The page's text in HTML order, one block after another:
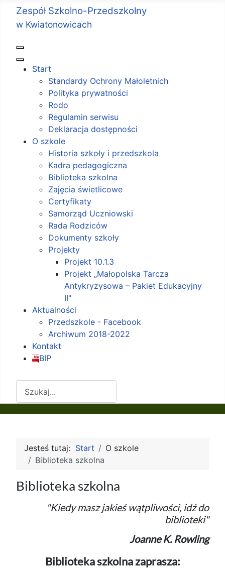
Zespół Szkolno-Przedszkolny
w Kwiatonowicach
Start
Standardy Ochrony Małoletnich
Polityka prywatności
Rodo
Regulamin serwisu
Deklaracja dostępności
O szkole
Historia szkoły i przedszkola
Kadra pedagogiczna
Biblioteka szkolna
Zajęcia świetlicowe
Certyfikaty
Samorząd Uczniowski
Rada Rodziców
Dokumenty szkoły
Projekty
Projekt 10.1.3
Projekt „Małopolska Tarcza
Antykryzysowa – Pakiet Edukacyjny
II"
Aktualności
Przedszkole - Facebook
Archiwum 2018-2022
Kontakt
BIP
Jesteś tutaj: Start
O szkole
Biblioteka szkolna
Biblioteka szkolna
"Kiedy masz jakieś wątpliwości, idź do
biblioteki"
Joanne K. Rowling
Biblioteka szkolna zaprasza: